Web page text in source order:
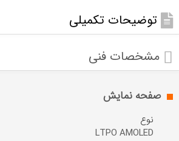
توضیحات تکمیلی
مشخصات فنی
صفحه نمایش
نوع
LTPO AMOLED